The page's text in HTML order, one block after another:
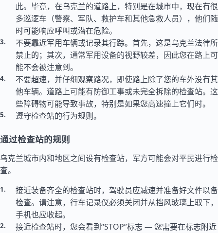
此。毕竟，在乌克兰的道路上，特别是在城市中，现在有很
多巡逻车（警察、军队、救护车和其他急救人员），他们随
时可能响应呼叫或潜在危险。
不要靠近军用车辆或记录其行踪。首先，这是乌克兰法律所
禁止的；其次，通常军用设备的视野较差，因此您在路上可
能不会被注意到。
不要超速，并仔细观察路况，即使路上除了您的车外没有其
他车辆。道路上可能有防御工事或未完全拆除的检查站。这
些障碍物可能导致事故，特别是如果您高速撞上它们时。
遵守检查站的行为规则。
通过检查站的规则
乌克兰城市内和地区之间设有检查站，军方可能会对平民进行检
查。
接近装备齐全的检查站时，驾驶员应减速并准备好文件以备
检查。请注意，行车记录仪必须关闭并从挡风玻璃上取下，
手机也应收起。
接近检查站时，您会看到“STOP”标志 — 您需要在标志附近